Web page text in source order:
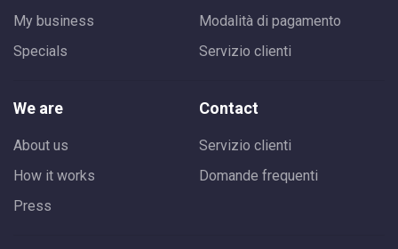
My business
Specials
Modalità di pagamento
Servizio clienti
We are
About us
How it works
Press
Contact
Servizio clienti
Domande frequenti